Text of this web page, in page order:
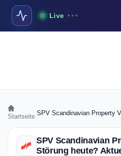
Live
Startseite SPV Scandinavian Property
SPV Scandinavian
Störung heute?